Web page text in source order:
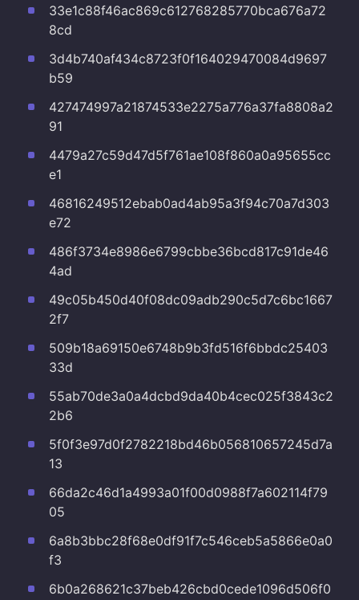
33e1c88f46ac869c612768285770bca676a72
8cd
3d4b740af434c8723f0f164029470084d9697
b59
427474997a21874533e2275a776a37fa8808a2
91
4479a27c59d47d5f761ae108f860a0a95655cc
e1
46816249512ebab0ad4ab95a3f94c70a7d303
e72
486f3734e8986e6799cbbe36bcd817c91de46
4ad
49c05b450d40f08dc09adb290c5d7c6bc1667
2f7
509b18a69150e6748b9b3fd516f6bbdc25403
33d
55ab70de3a0a4dcbd9da40b4cec025f3843c2
2b6
5f0f3e97d0f2782218bd46b056810657245d7a
13
66da2c46d1a4993a01f00d0988f7a602114f79
05
6a8b3bbc28f68e0df91f7c546ceb5a5866e0a0
f3
6b0a268621c37beb426cbd0cede1096d506f0